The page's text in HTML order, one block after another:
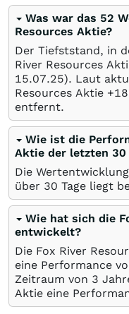
Was war das 52
Resources Aktie?
Der Tiefststand, in
River Resources
15.07.25). Laut
Resources Aktie
entfernt.
Wie ist die
Aktie der letzten 30
Die
über 30 Tage liegt
Wie hat sich die
entwickelt?
Die Fox River
eine Performance
Zeitraum von 3
Aktie eine